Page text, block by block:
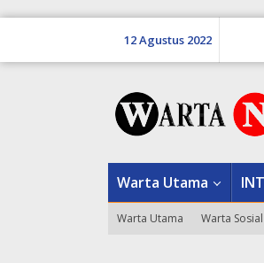
12 Agustus 2022
Warta Utama
Warta Utama Warta Sosial